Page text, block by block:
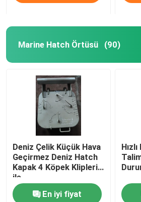
Marine Hatch Örtüsü (90)
Deniz Çelik Küçük Hava
Geçirmez Deniz Hatch
Kapak 4 Köpek Klipleri
ile
En iyi fiyat